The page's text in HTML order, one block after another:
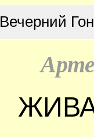
Вечерний